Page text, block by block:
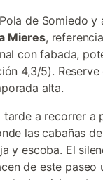
de Somiedo y
Mieres,
con fabada,
4,3/5).
alta.
tarde a recorrer a
las cabañas
y escoba. El
de este paseo